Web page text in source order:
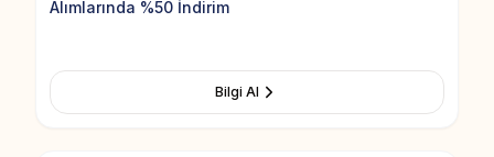
Alımlarında %50 İndirim
Bilgi Al
Add to